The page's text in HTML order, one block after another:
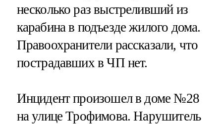
несколько раз выстреливший из
карабина в подъезде жилого дома.
Правоохранители рассказали, что
пострадавших в ЧП нет.
Инцидент произошел в доме №28
на улице Трофимова. Нарушитель